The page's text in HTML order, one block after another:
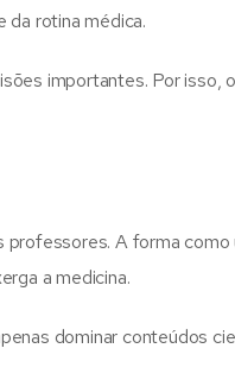
da rotina médica.
importantes. Por isso,
A forma
a medicina.
dominar conteúdos